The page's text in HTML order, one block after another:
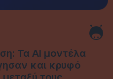
Τα AI μοντέλα
και κρυφό